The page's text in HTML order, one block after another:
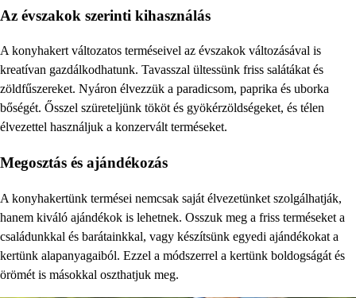
Az évszakok szerinti kihasználás
A konyhakert változatos terméseivel az évszakok változásával is
kreatívan gazdálkodhatunk. Tavasszal ültessünk friss salátákat és
zöldfűszereket. Nyáron élvezzük a paradicsom, paprika és uborka
bőségét. Ősszel szüreteljünk tököt és gyökérzöldségeket, és télen
élvezettel használjuk a konzervált terméseket.
Megosztás és ajándékozás
A konyhakertünk termései nemcsak saját élvezetünket szolgálhatják,
hanem kiváló ajándékok is lehetnek. Osszuk meg a friss terméseket a
családunkkal és barátainkkal, vagy készítsünk egyedi ajándékokat a
kertünk alapanyagaiból. Ezzel a módszerrel a kertünk boldogságát és
örömét is másokkal oszthatjuk meg.